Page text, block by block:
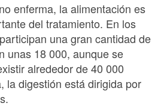
enferma, la alimentación es
del tratamiento. En los
una gran cantidad de
unas 18 000, aunque se
alrededor de 40 000
la digestión está dirigida por